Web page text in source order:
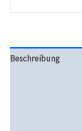
Beschreibung